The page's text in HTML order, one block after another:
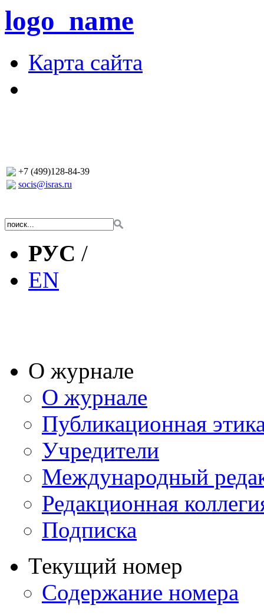
logo_name
Карта сайта
+7 (499)128-84-39
socis@isras.ru
РУС /
EN
О журнале
О журнале
Публикационная
Учредители
Международный
Редакционная
Подписка
Текущий номер
Содержание номера